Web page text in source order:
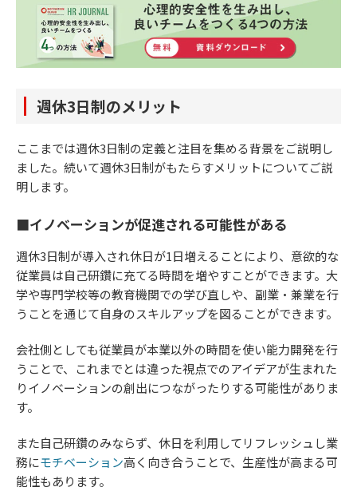
週休3日制のメリット
ここまでは週休3日制の定義と注目を集める背景をご説明し
ました。続いて週休3日制がもたらすメリットについてご説
明します。
■イノベーションが促進される可能性がある
週休3日制が導入され休日が1日増えることにより、意欲的な
従業員は自己研鑽に充てる時間を増やすことができます。大
学や専門学校等の教育機関での学び直しや、副業・兼業を行
うことを通じて自身のスキルアップを図ることができます。
会社側としても従業員が本業以外の時間を使い能力開発を行
うことで、これまでとは違った視点でのアイデアが生まれた
りイノベーションの創出につながったりする可能性がありま
す。
また自己研鑽のみならず、休日を利用してリフレッシュし業
務にモチベーション高く向き合うことで、生産性が高まる可
能性もあります。